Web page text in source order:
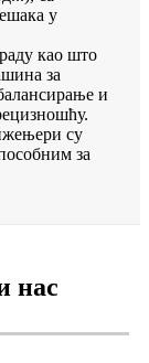
у
као што
за
и
су
за
нас